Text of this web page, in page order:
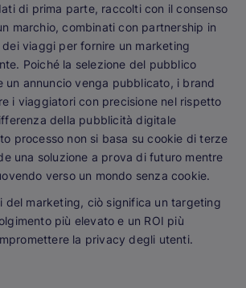
di prima parte, raccolti con il consenso
marchio, combinati con partnership in
viaggi per fornire un marketing
Poiché la selezione del pubblico
un annuncio venga pubblicato, i brand
i viaggiatori con precisione nel rispetto
della pubblicità digitale
processo non si basa su cookie di terze
una soluzione a prova di futuro mentre
verso un mondo senza cookie.
del marketing, ciò significa un targeting
più elevato e un ROI più
la privacy degli utenti.